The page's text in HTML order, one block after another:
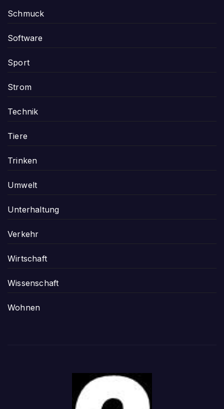
Schmuck
Software
Sport
Strom
Technik
Tiere
Trinken
Umwelt
Unterhaltung
Verkehr
Wirtschaft
Wissenschaft
Wohnen